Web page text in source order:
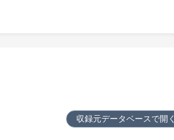
収録元データベースで開く